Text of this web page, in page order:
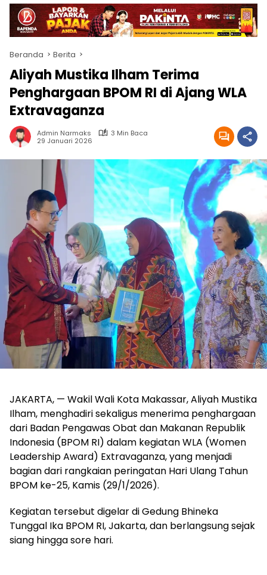
Beranda Berita
Aliyah Mustika Ilham Terima
Penghargaan BPOM RI di Ajang WLA
Extravaganza
Admin Narmaks
3 Min Baca
29 Januari 2026
JAKARTA, — Wakil Wali Kota Makassar, Aliyah Mustika
Ilham, menghadiri sekaligus menerima penghargaan
dari Badan Pengawas Obat dan Makanan Republik
Indonesia (BPOM RI) dalam kegiatan WLA (Women
Leadership Award) Extravaganza, yang menjadi
bagian dari rangkaian peringatan Hari Ulang Tahun
BPOM ke-25, Kamis (29/1/2026).
Kegiatan tersebut digelar di Gedung Bhineka
Tunggal Ika BPOM RI, Jakarta, dan berlangsung sejak
siang hingga sore hari.